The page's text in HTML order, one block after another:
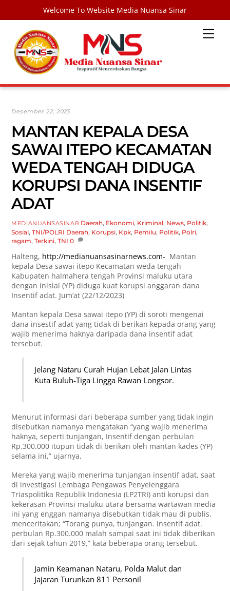
Welcome To Website Media Nuansa Sinar
content
Desember 22, 2023
MANTAN KEPALA DESA
SAWAI ITEPO KECAMATAN
WEDA TENGAH DIDUGA
KORUPSI DANA INSENTIF
ADAT
MEDIANUANSASINAR Daerah, Ekonomi, Kriminal, News, Politik,
Sosial,TNI/POLRI Daerah, Korupsi, Kpk, Pemilu, Politik, Polri,
ragam,Terkini,TNI 0
Halteng, http://medianuansasinarnews.com- Mantan
kepala Desa sawai itepo Kecamatan weda tengah
Kabupaten halmahera tengah Provinsi maluku utara
dengan inisial (YP) diduga kuat korupsi anggaran dana
Insentif adat. Jum’at (22/12/2023)
Mantan kepala Desa sawai itepo (YP) di soroti mengenai
dana insestif adat yang tidak di berikan kepada orang yang
wajib menerima haknya daripada dana insentif adat
tersebut.
Jelang Nataru Curah Hujan Lebat Jalan Lintas
Kuta Buluh-Tiga Lingga Rawan Longsor.
Menurut informasi dari beberapa sumber yang tidak ingin
disebutkan namanya mengatakan “yang wajib menerima
haknya, seperti tunjangan, Insentif dengan perbulan
Rp.300.000 itupun tidak di berikan oleh mantan kades (YP)
selama ini,” ujarnya,
Mereka yang wajib menerima tunjangan insentif adat, saat
di investigasi Lembaga Pengawas Penyelenggara
Triaspolitika Republik Indonesia (LP2TRI) anti korupsi dan
kekerasan Provinsi maluku utara bersama wartawan media
ini yang enggan namanya disebutkan tidak mau di publis,
menceritakan; “Torang punya, tunjangan. insentif adat.
perbulan Rp.300.000 malah sampai saat ini tidak diberikan
dari sejak tahun 2019,” kata beberapa orang tersebut.
Jamin Keamanan Nataru, Polda Malut dan
Jajaran Turunkan 811 Personil